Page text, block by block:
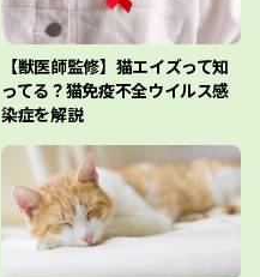
【獣医師監修】猫エイズって知
ってる？猫免疫不全ウイルス感
染症を解説